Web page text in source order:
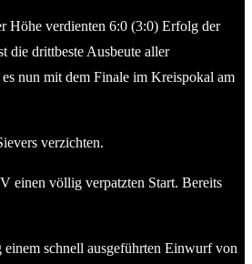
Höhe verdienten 6:0 (3:0) Erfolg der
die drittbeste Ausbeute aller
nun mit dem Finale im Kreispokal am
verzichten.
einen völlig verpatzten Start. Bereits
schnell ausgeführten Einwurf von